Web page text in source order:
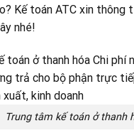
Kế toán ATC xin thông
nhé!
Trung tâm kế toán ở thanh